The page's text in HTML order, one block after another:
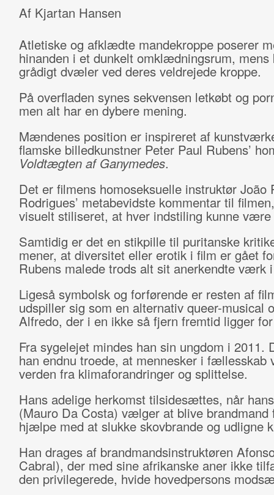
Af Kjartan Hansen
Atletiske og afklædte mandekroppe poserer
hinanden i et dunkelt omklædningsrum, mens
grådigt dvæler ved deres veldrejede kroppe.
På overfladen synes sekvensen letkøbt og
men alt har en dybere mening.
Mændenes position er inspireret af
flamske billedkunstner Peter Paul Rubens’
Voldtægten af Ganymedes.
Det er filmens homoseksuelle instruktør João
Rodrigues’ metabevidste kommentar til
visuelt stiliseret, at hver indstiling kunne
Samtidig er det en stikpille til puritanske
mener, at diversitet eller erotik i film er gået
Rubens malede trods alt sit anerkendte værk
Ligeså symbolsk og forførende er resten af
udspiller sig som en alternativ queer-musical
Alfredo, der i en ikke så fjern fremtid ligger
Fra sygelejet mindes han sin ungdom i 2011.
han endnu troede, at mennesker i fællesskab
verden fra klimaforandringer og splittelse.
Hans adelige herkomst tilsidesættes, når
(Mauro Da Costa) vælger at blive brandmand
hjælpe med at slukke skovbrande og udligne
Han drages af brandmandsinstruktøren
Cabral), der med sine afrikanske aner ikke
den privilegerede, hvide hovedpersons